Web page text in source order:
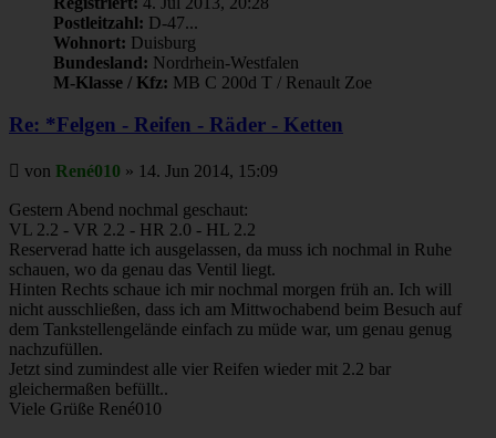
Postleitzahl: D-47...
Wohnort: Duisburg
Bundesland: Nordrhein-Westfalen
M-Klasse / Kfz: MB C 200d T / Renault Zoe
Re: *Felgen - Reifen - Räder - Ketten
Beitrag
von René010 » 14. Jun 2014, 15:09
Gestern Abend nochmal geschaut:
VL 2.2 - VR 2.2 - HR 2.0 - HL 2.2
Reserverad hatte ich ausgelassen, da muss ich nochmal in Ruhe
schauen, wo da genau das Ventil liegt.
Hinten Rechts schaue ich mir nochmal morgen früh an. Ich will
nicht ausschließen, dass ich am Mittwochabend beim Besuch auf
dem Tankstellengelände einfach zu müde war, um genau genug
nachzufüllen.
Jetzt sind zumindest alle vier Reifen wieder mit 2.2 bar
gleichermaßen befüllt..
Viele Grüße René010